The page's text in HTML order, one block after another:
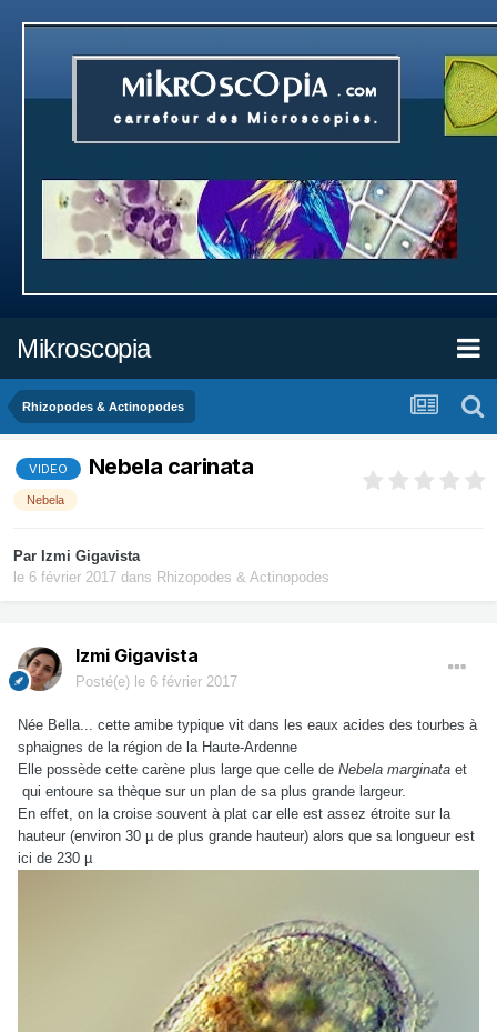
Mikroscopia
Rhizopodes & Actinopodes
VIDEO Nebela carinata
Nebela
Par Izmi Gigavista
le 6 février 2017 dans Rhizopodes & Actinopodes
Izmi Gigavista
Posté(e) le 6 février 2017
Née Bella... cette amibe typique vit dans les eaux acides des tourbes à
sphaignes de la région de la Haute-Ardenne
Elle possède cette carène plus large que celle de Nebela marginata et
qui entoure sa thèque sur un plan de sa plus grande largeur.
En effet, on la croise souvent à plat car elle est assez étroite sur la
hauteur (environ 30 µ de plus grande hauteur) alors que sa longueur est
ici de 230 µ